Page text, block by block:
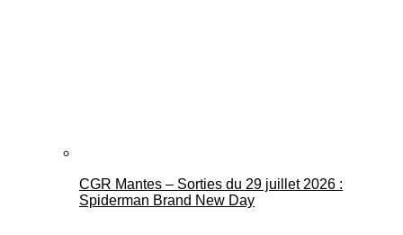
CGR Mantes – Sorties du 29 juillet 2026 :
Spiderman Brand New Day